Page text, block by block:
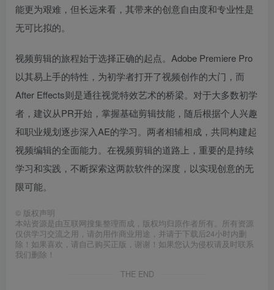
能更为艰难，但长远来看，其带来的创意自由度和专业性是
无可比拟的。
视频剪辑的旅程始于选择正确的起点。Adobe Premiere Pro
以其易上手的特性，为初学者打开了视频创作的大门，而
After Effects则是通往视觉特效艺术的桥梁。对于大多数初学
者，建议从PR开始，掌握基础剪辑技能，随后根据个人兴趣
和职业规划逐步深入AE的学习。两者相辅相成，共同构建起
视频编辑的全面能力。在视频剪辑的道路上，重要的是持续
学习和实践，不断探索这两款软件的深度，以实现创意的无
限可能。
© 版权声明
本站资源是由互联网搜集整理而成，版权均归原作者所有。所有资源
仅供学习交流之用，请勿用作商业用途，并请于下载后24小时内删
除！如果喜欢，请自己购买正版，谢谢！如果您认为侵权请及时联系
我们删除！
THE END